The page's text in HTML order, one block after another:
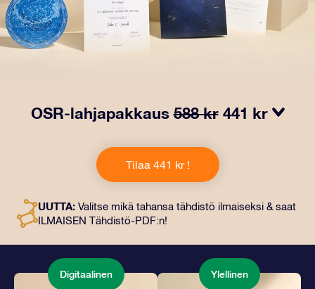
OSR-lahjapakkaus588 kr 441 kr
Tämä lahja sisältää kauniin kirjekuoren ja
henkilökohtaiset ​​asiakirjat, jotka lähetetään
valitsemaasi osoitteeseen. Saat myös digitaaliset
maaginen tapa antaa ikuinen lahja ystäville ja rakkaille.
Tilaa 441 kr !
UUTTA: Valitse mikä tahansa tähdistö ilmaiseksi & saat
ILMAISEN Tähdistö-PDF:n!
Digitaalinen Ylellinen